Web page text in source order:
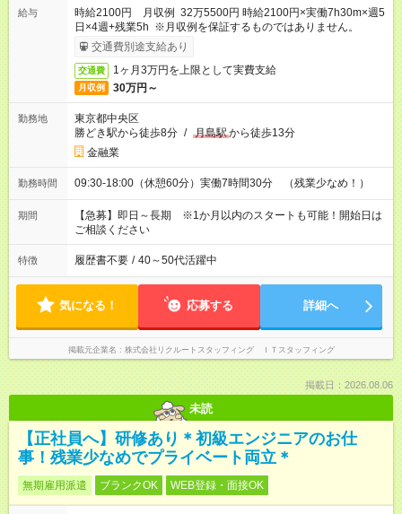
給与
時給2100円 月収例 32万5500円 時給2100円×実働7h30m×週5
日×4週+残業5h ※月収例を保証するものではありません。
交通費別途支給あり
交通費 1ヶ月3万円を上限として実費支給
月収例 30万円～
勤務地
東京都中央区
勝どき駅から徒歩8分 / 月島駅から徒歩13分
金融業
勤務時間 09:30-18:00（休憩60分）実働7時間30分 （残業少なめ！）
期間
【急募】即日～長期 ※1か月以内のスタートも可能！開始日は
ご相談ください
特徴 履歴書不要 / 40～50代活躍中
気になる！ 応募する 詳細へ
掲載元企業名 株式会社リクルートスタッフィング ＩＴスタッフィング
掲載日：2026.08.06
未読
【正社員へ】研修あり＊初級エンジニアのお仕
事！残業少なめでプライベート両立＊
無期雇用派遣 ブランクOK WEB登録・面接OK